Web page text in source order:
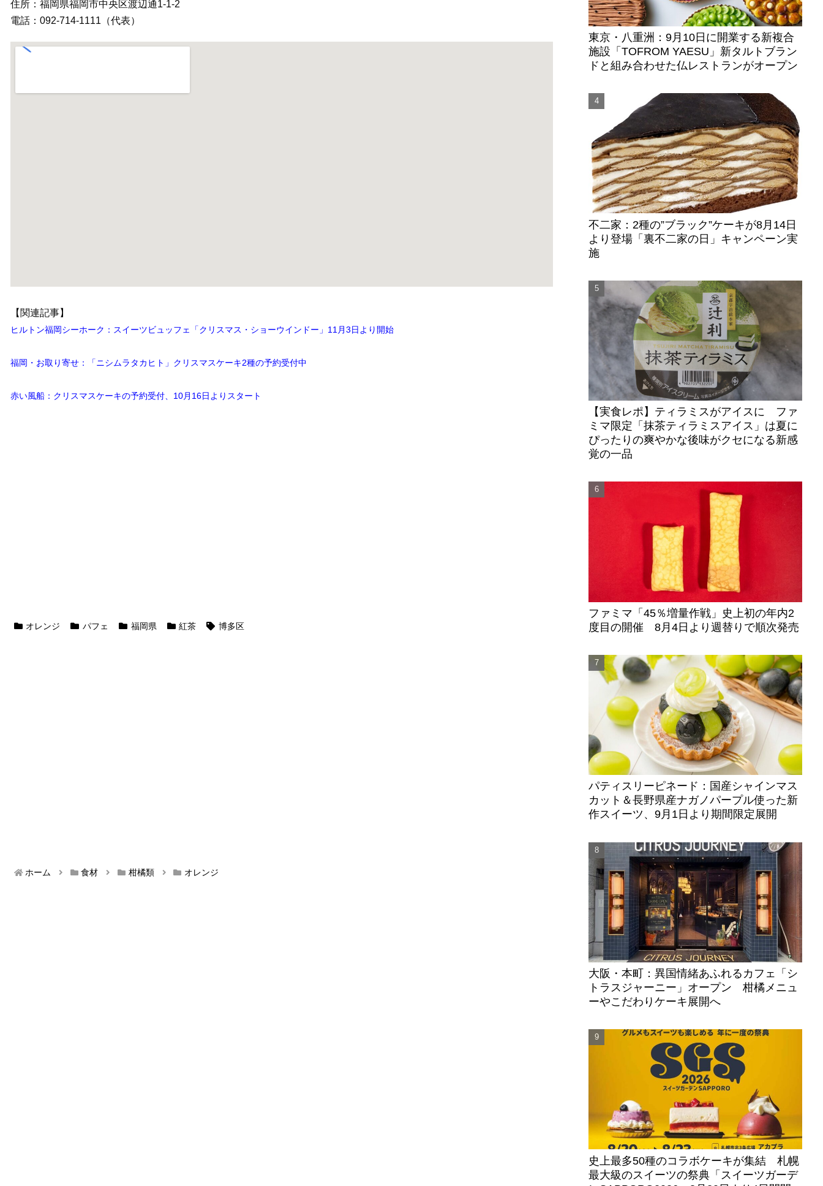
住所：福岡県福岡市中央区渡辺通1-1-2
電話：092-714-1111（代表）
【関連記事】
ヒルトン福岡シーホーク：スイーツビュッフェ「クリスマス・ショーウインドー」11月3日より開始
福岡・お取り寄せ：「ニシムラタカヒト」クリスマスケーキ2種の予約受付中
赤い風船：クリスマスケーキの予約受付、10月16日よりスタート
オレンジ パフェ 福岡県 紅茶 博多区
ホーム 食材 柑橘類 オレンジ
東京・八重洲：9月10日に開業する新複合
施設「TOFROM YAESU」新タルトブラン
ドと組み合わせた仏レストランがオープン
不二家：2種の”ブラック”ケーキが8月14日
より登場「裏不二家の日」キャンペーン実
施
【実食レポ】ティラミスがアイスに ファ
ミマ限定「抹茶ティラミスアイス」は夏に
ぴったりの爽やかな後味がクセになる新感
覚の一品
ファミマ「45％増量作戦」史上初の年内2
度目の開催 8月4日より週替りで順次発売
パティスリーピネード：国産シャインマス
カット＆長野県産ナガノパープル使った新
作スイーツ、9月1日より期間限定展開
大阪・本町：異国情緒あふれるカフェ「シ
トラスジャーニー」オープン 柑橘メニュ
ーやこだわりケーキ展開へ
史上最多50種のコラボケーキが集結 札幌
最大級のスイーツの祭典「スイーツガーデ